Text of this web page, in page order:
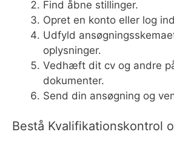
Find åbne stillinger.
Opret en konto eller log
Udfyld
oplysninger.
Vedhæft dit cv og andre
dokumenter.
Send din ansøgning og
Bestå Kvalifikationskontrol